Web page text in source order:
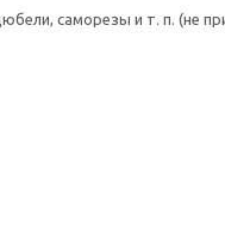
саморезы и т. п. (не